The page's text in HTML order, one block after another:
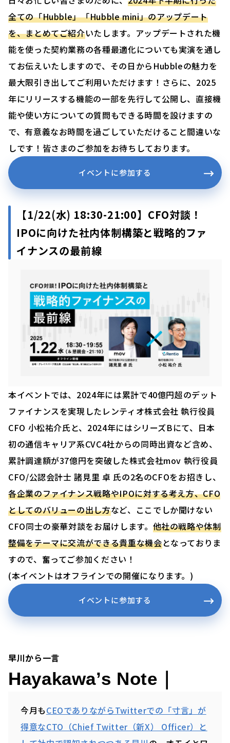
全ての「Hubble」「Hubble mini」のアップデート
を、まとめてご紹介いたします。アップデートされた機
能を使った契約業務の各種最適化についても実演を通し
てお伝えいたしますので、その日からHubbleの魅力を
最大限引き出してご利用いただけます！さらに、2025
年にリリースする機能の一部を先行して公開し、直接機
能や使い方についての質問もできる時間を設けますの
で、有意義なお時間を過ごしていただけること間違いな
しです！皆さまのご参加をお待ちしております。
イベントに参加する
【1/22(水) 18:30-21:00】CFO対談！
IPOに向けた社内体制構築と戦略的ファ
イナンスの最前線
本イベントでは、2024年には累計で40億円超のデット
ファイナンスを実現したレンティオ株式会社 執行役員
CFO 小松祐介氏と、2024年にはシリーズBにて、日本
初の通信キャリア系CVC4社からの同時出資など含め、
累計調達額が37億円を突破した株式会社mov 執行役員
CFO/公認会計士 諸見里 卓 氏の2名のCFOをお招きし、
各企業のファイナンス戦略やIPOに対する考え方、CFO
としてのバリューの出し方など、ここでしか聞けない
CFO同士の豪華対談をお届けします。 他社の戦略や体制
整備をテーマに交流ができる貴重な機会となっておりま
すので、奮ってご参加ください！
(本イベントはオフラインでの開催になります。)
イベントに参加する
早川から一言
Hayakawa’s Note｜
今月もCEOでありながらTwitterでの「寸言」が
得意なCTO（Chief Twitter（新X） Officer）と